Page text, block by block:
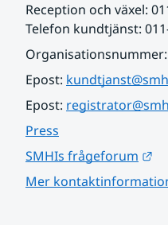
Reception och växel:
Telefon kundtjänst:
Organisationsnummer:
Epost:
Epost:
Press
SMHIs frågeforum
Mer